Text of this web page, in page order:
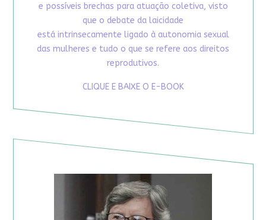
e possíveis brechas para atuação coletiva, visto
que o debate da laicidade
está intrinsecamente ligado à autonomia sexual
das mulheres e tudo o que se refere aos direitos
reprodutivos.
CLIQUE E BAIXE O E-BOOK